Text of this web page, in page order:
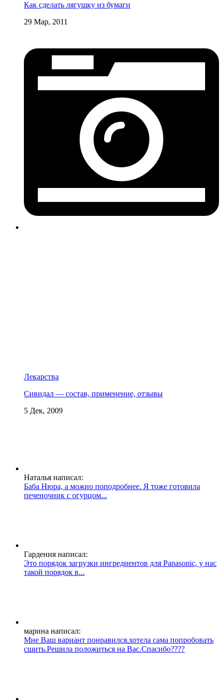
Как сделать лягушку из бумаги
29 Мар, 2011
Лекарства
Сивидал — состав, применение, отзывы
5 Дек, 2009
Наталья написал:
Баба Нюра, а можно поподробнее. Я тоже готовила
печеночник с огурцом...
Гардения написал:
Это порядок загрузки ингредиентов для Panasonic, у нас
такой порядок в...
марина написал:
Мне Ваш вариант понравился.хотела сама попробовать
сшить.Решила положиться на Вас.Спасибо????